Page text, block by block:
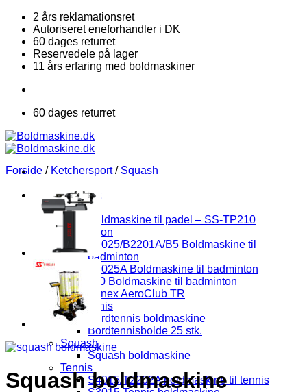
Fortsæt
indhold
2 års reklamationsret
Autoriseret eneforhandler i DK
60 dages returret
Reservedele på lager
11 års erfaring med boldmaskiner
60 dages returret
Ketchersport
Padel
Boldmaskine til padel – SS-TP210
Badminton
S3025/B2201A/B5 Boldmaskine til
badminton
S8025A Boldmaskine til badminton
i4.0 Boldmaskine til badminton
Yonex AeroClub TR
Bordtennis
Bordtennis boldmaskine
Bordtennisbolde 25 stk.
Squash
Squash boldmaskine
Tennis
S4015/T2202A boldmaskine til tennis
Forside / Ketchersport / Squash
Squash boldmaskine